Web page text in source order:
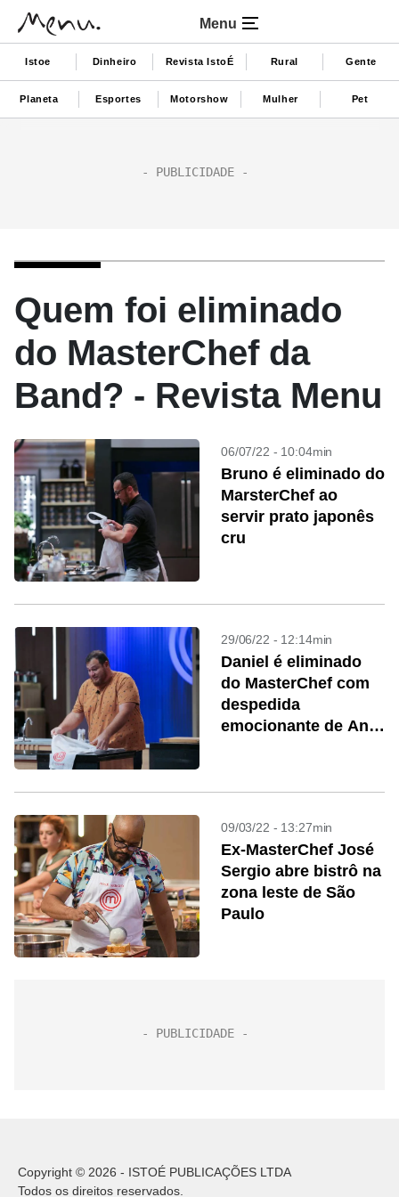
Menu
Istoe Dinheiro Revista IstoÉ Rural Gente
Planeta Esportes Motorshow Mulher Pet
Quem foi eliminado
do MasterChef da
Band? - Revista Menu
06/07/22 - 10:04min
Bruno é eliminado do
MarsterChef ao
servir prato japonês
cru
29/06/22 - 12:14min
Daniel é eliminado
do MasterChef com
despedida
emocionante de Ana
09/03/22 - 13:27min
Ex-MasterChef José
Sergio abre bistrô na
zona leste de São
Paulo
Copyright © 2026 - ISTOÉ PUBLICAÇÕES LTDA
Todos os direitos reservados.